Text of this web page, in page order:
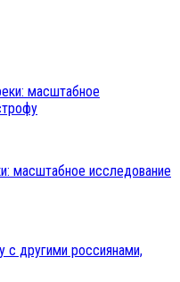
масштабное исследование